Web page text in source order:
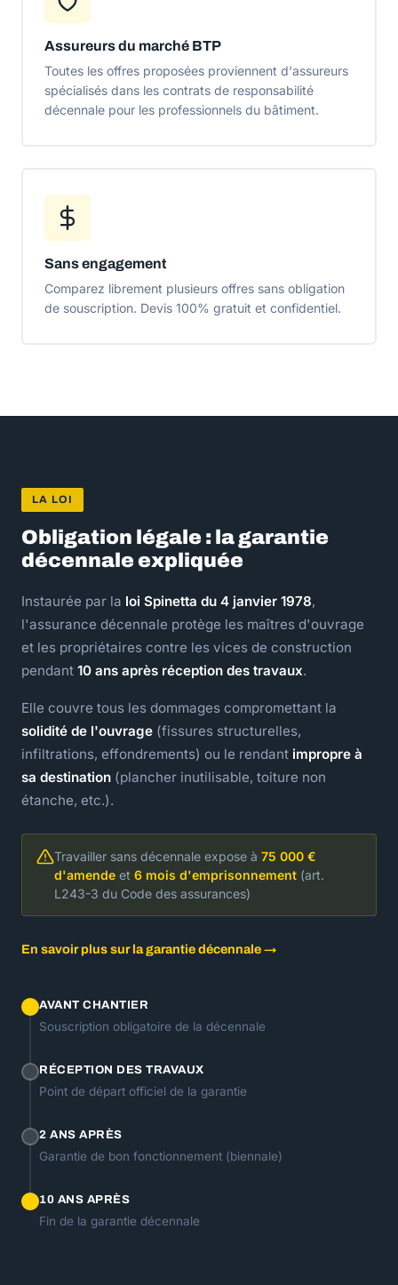
Assureurs du marché BTP
Toutes les offres proposées proviennent d'assureurs
spécialisés dans les contrats de responsabilité
décennale pour les professionnels du bâtiment.
Sans engagement
Comparez librement plusieurs offres sans obligation
de souscription. Devis 100% gratuit et confidentiel.
LA LOI
Obligation légale : la garantie
décennale expliquée
Instaurée par la loi Spinetta du 4 janvier 1978,
l'assurance décennale protège les maîtres d'ouvrage
et les propriétaires contre les vices de construction
pendant 10 ans après réception des travaux.
Elle couvre tous les dommages compromettant la
solidité de l'ouvrage (fissures structurelles,
infiltrations, effondrements) ou le rendant impropre à
sa destination (plancher inutilisable, toiture non
étanche, etc.).
Travailler sans décennale expose à 75 000 €
d'amende et 6 mois d'emprisonnement (art.
L243-3 du Code des assurances)
En savoir plus sur la garantie décennale →
AVANT CHANTIER
Souscription obligatoire de la décennale
RÉCEPTION DES TRAVAUX
Point de départ officiel de la garantie
2 ANS APRÈS
Garantie de bon fonctionnement (biennale)
10 ANS APRÈS
Fin de la garantie décennale